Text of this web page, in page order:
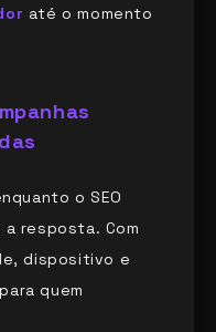
até o momento
o SEO
a resposta. Com
dispositivo e
quem